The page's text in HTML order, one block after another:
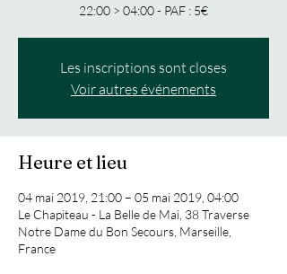
22:00 > 04:00 - PAF : 5€
Les inscriptions sont closes
Voir autres événements
Heure et lieu
04 mai 2019, 21:00 – 05 mai 2019, 04:00
Le Chapiteau - La Belle de Mai, 38 Traverse
Notre Dame du Bon Secours, Marseille,
France